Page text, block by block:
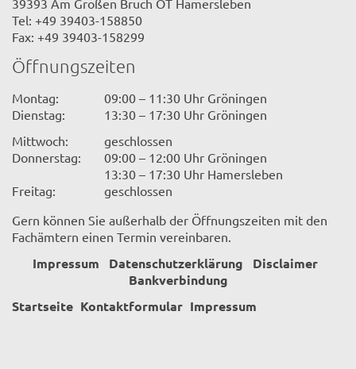
Tel: +49 39403-158850
Fax: +49 39403-158299
Öffnungszeiten
Montag:
09:00 – 11:30 Uhr Gröningen
Dienstag:
13:30 – 17:30 Uhr Gröningen
Mittwoch:
geschlossen
Donnerstag:
09:00 – 12:00 Uhr Gröningen
13:30 – 17:30 Uhr Hamersleben
Freitag:
geschlossen
Gern können Sie außerhalb der Öffnungszeiten mit den
Fachämtern einen Termin vereinbaren.
Impressum Datenschutzerklärung
Disclaimer
Bankverbindung
Startseite Kontaktformular Impressum